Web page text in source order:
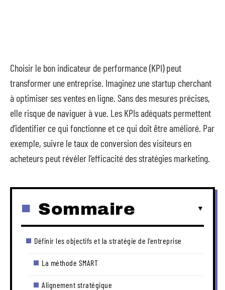
Choisir le bon indicateur de performance (KPI) peut
transformer une entreprise. Imaginez une startup cherchant
à optimiser ses ventes en ligne. Sans des mesures précises,
elle risque de naviguer à vue. Les KPIs adéquats permettent
d’identifier ce qui fonctionne et ce qui doit être amélioré. Par
exemple, suivre le taux de conversion des visiteurs en
acheteurs peut révéler l’efficacité des stratégies marketing.
Sommaire
Définir les objectifs et la stratégie de l’entreprise
La méthode SMART
Alignement stratégique